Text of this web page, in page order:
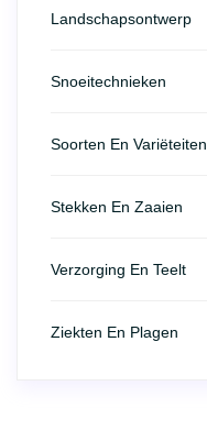
Landschapsontwerp
Snoeitechnieken
Soorten En Variëteiten
Stekken En Zaaien
Verzorging En Teelt
Ziekten En Plagen